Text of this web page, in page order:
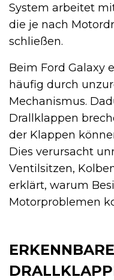
System arbeitet
die je nach
schließen.
Beim Ford Galaxy
häufig durch
Mechanismus.
Drallklappen
der Klappen
Dies verursacht
Ventilsitzen,
erklärt, warum
Motorproblemen